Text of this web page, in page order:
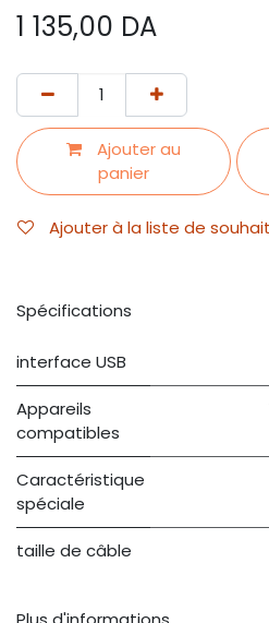
1 135,00 DA
Ajouter au
panier
Ajouter à la liste de
Spécifications
interface USB
Appareils
compatibles
Caractéristique
spéciale
taille de câble